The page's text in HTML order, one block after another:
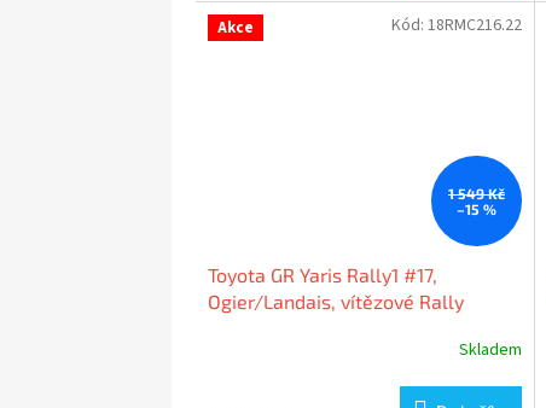
Akce
1 549 Kč
–15 %
Toyota GR Yaris Rally1 #17,
Ogier/Landais, vítězové Rally
Skladem
Kód: 18RMC216.22